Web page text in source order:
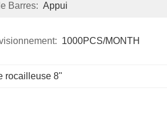
Barres: Appui
1000PCS/MONTH
rocailleuse 8"